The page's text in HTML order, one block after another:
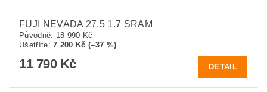
FUJI NEVADA 27,5 1.7 SRAM
Původně: 18 990 Kč
Ušetříte:7 200 Kč (–37 %)
11 790 Kč DETAIL